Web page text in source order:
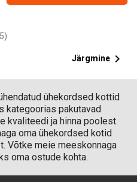
Järgmine 
ühekordsed kottid
kategoorias pakutavad
kvaliteedi ja hinna poolest.
oma ühekordsed kotid
Võtke meie meeskonnaga
oma ostude kohta.